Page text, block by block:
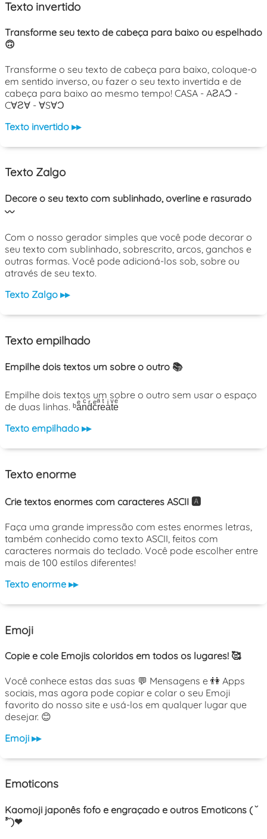
Texto invertido
Transforme seu texto de cabeça para baixo ou espelhado
🙃
Transforme o seu texto de cabeça para baixo, coloque-o
em sentido inverso, ou fazer o seu texto invertida e de
cabeça para baixo ao mesmo tempo! CASA - AƧAƆ -
C∀Ƨ∀ - ∀S∀Ɔ
Texto invertido ▸▸
Texto Zalgo
Decore o seu texto com sublinhado, overline e rasurado
〰️
Com o nosso gerador simples que você pode decorar o
seu texto com sublinhado, sobrescrito, arcos, ganchos e
outras formas. Você pode adicioná-los sob, sobre ou
através de seu texto.
Texto Zalgo ▸▸
Texto empilhado
Empilhe dois textos um sobre o outro 📚
Empilhe dois textos um sobre o outro sem usar o espaço
de duas linhas. ᵇaͤnͨdͬcͤrͣeͭaͥtͮeͤ
Texto empilhado ▸▸
Texto enorme
Crie textos enormes com caracteres ASCII 🅰️
Faça uma grande impressão com estes enormes letras,
também conhecido como texto ASCII, feitos com
caracteres normais do teclado. Você pode escolher entre
mais de 100 estilos diferentes!
Texto enorme ▸▸
Emoji
Copie e cole Emojis coloridos em todos os lugares! 🥰
Você conhece estas das suas 💬 Mensagens e 👫 Apps
sociais, mas agora pode copiar e colar o seu Emoji
favorito do nosso site e usá-los em qualquer lugar que
desejar. 😊
Emoji ▸▸
Emoticons
Kaomoji japonês fofo e engraçado e outros Emoticons ( ˘
³˘)❤